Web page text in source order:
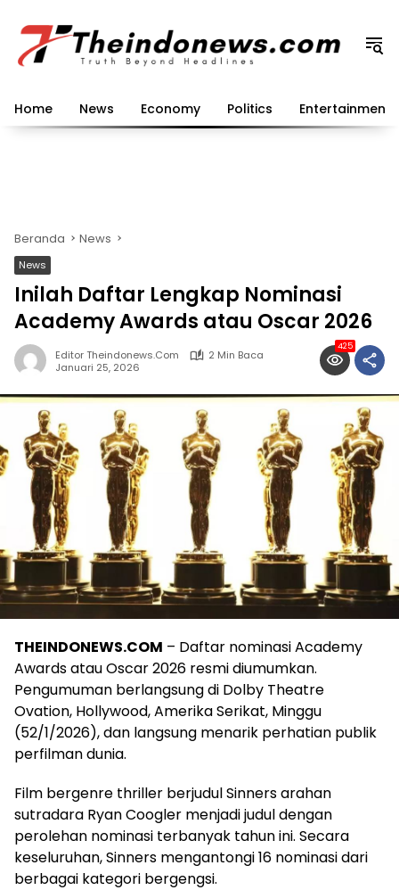
konten
Home News Economy Politics Entertainment
Beranda News
News
Inilah Daftar Lengkap Nominasi
Academy Awards atau Oscar 2026
Editor Theindonews.com
2 Min Baca
Januari 25, 2026
425
THEINDONEWS.COM – Daftar nominasi Academy
Awards atau Oscar 2026 resmi diumumkan.
Pengumuman berlangsung di Dolby Theatre
Ovation, Hollywood, Amerika Serikat, Minggu
(52/1/2026), dan langsung menarik perhatian publik
perfilman dunia.
Film bergenre thriller berjudul Sinners arahan
sutradara Ryan Coogler menjadi judul dengan
perolehan nominasi terbanyak tahun ini. Secara
keseluruhan, Sinners mengantongi 16 nominasi dari
berbagai kategori bergengsi.